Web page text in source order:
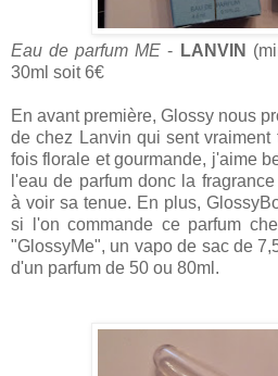
Eau de parfum ME- LANVIN
30ml soit 6€
En avant première, Glossy nous
de chez Lanvin qui sent vraiment
fois florale et gourmande, j'aime
l'eau de parfum donc la
à voir sa tenue. En plus,
si l'on commande ce parfum
"GlossyMe", un vapo de sac de
d'un parfum de 50 ou 80ml.